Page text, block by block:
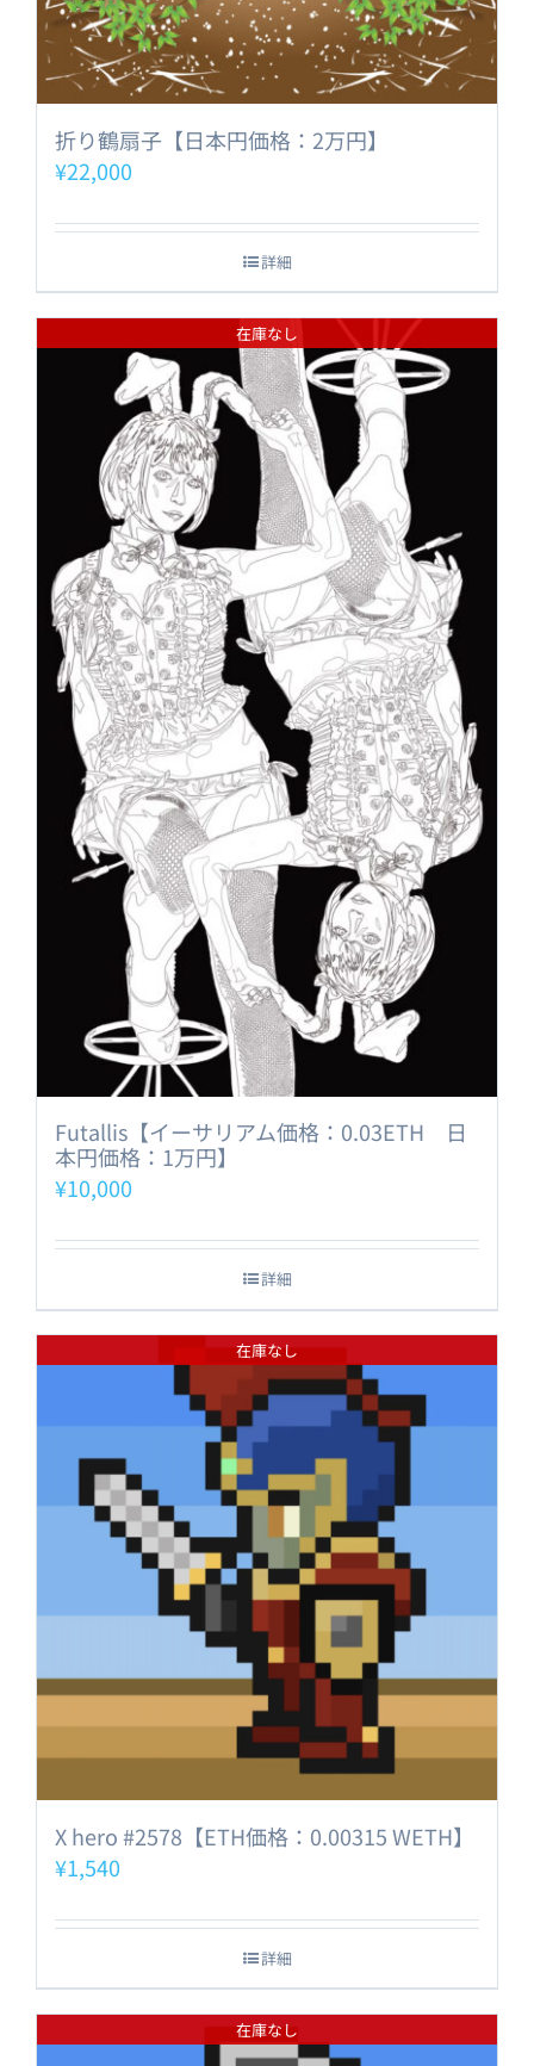
折り鶴扇子【日本円価格：2万円】
¥22,000
詳細
在庫なし
Futallis【イーサリアム価格：0.03ETH 日
本円価格：1万円】
¥10,000
詳細
在庫なし
X hero #2578【ETH価格：0.00315 WETH】
¥1,540
詳細
在庫なし